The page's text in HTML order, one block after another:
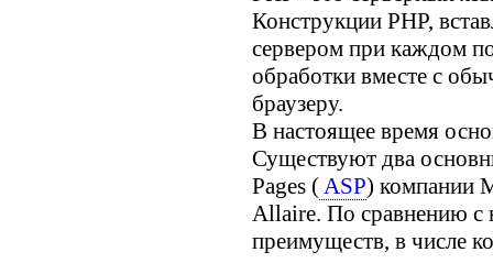
Конструкции PHP,
сервером при каждом
обработки вместе с
браузеру.
В настоящее время
Существуют два
Pages (ASP) компании
Allaire. По сравнению с
преимуществ, в числе